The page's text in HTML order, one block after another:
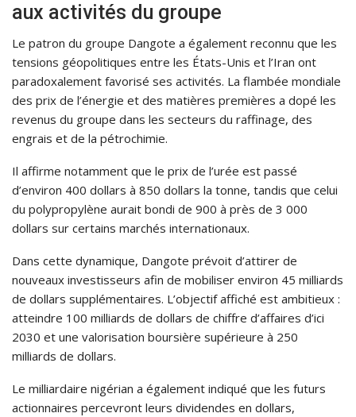
aux activités du groupe
Le patron du groupe Dangote a également reconnu que les
tensions géopolitiques entre les États-Unis et l’Iran ont
paradoxalement favorisé ses activités. La flambée mondiale
des prix de l’énergie et des matières premières a dopé les
revenus du groupe dans les secteurs du raffinage, des
engrais et de la pétrochimie.
Il affirme notamment que le prix de l’urée est passé
d’environ 400 dollars à 850 dollars la tonne, tandis que celui
du polypropylène aurait bondi de 900 à près de 3 000
dollars sur certains marchés internationaux.
Dans cette dynamique, Dangote prévoit d’attirer de
nouveaux investisseurs afin de mobiliser environ 45 milliards
de dollars supplémentaires. L’objectif affiché est ambitieux :
atteindre 100 milliards de dollars de chiffre d’affaires d’ici
2030 et une valorisation boursière supérieure à 250
milliards de dollars.
Le milliardaire nigérian a également indiqué que les futurs
actionnaires percevront leurs dividendes en dollars,